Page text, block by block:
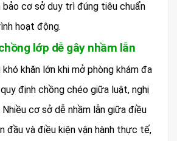
cơ sở duy trì đúng tiêu chuẩn
hoạt động.
lớp dễ gây nhầm lẫn
khăn lớn khi mở phòng khám đa
định chồng chéo giữa luật, nghị
cơ sở dễ nhầm lẫn giữa điều
đầu và điều kiện vận hành thực tế,